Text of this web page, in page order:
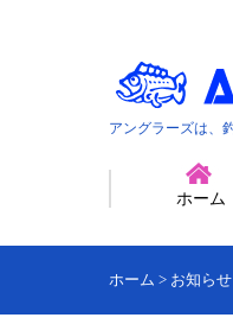
アングラーズは、
ホーム
ホーム > お知ら